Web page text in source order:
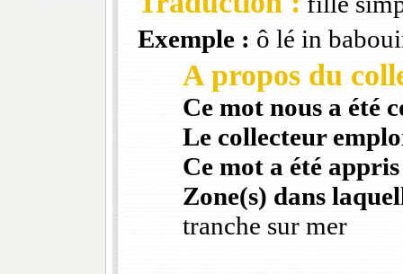
Exemple : ô lé in
A propos du
Ce mot nous a été
Le collecteur
Ce mot a été
Zone(s) dans
tranche sur mer